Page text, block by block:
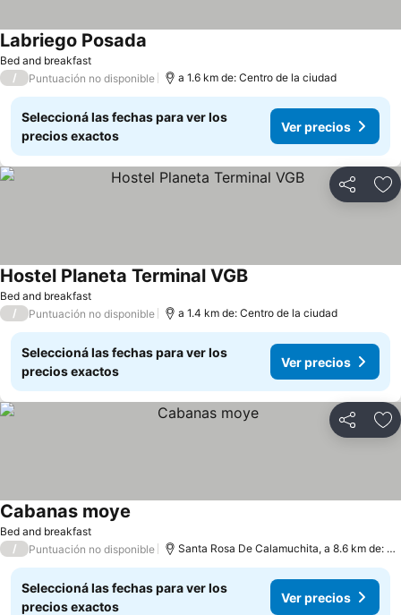
Bed and breakfast
Labriego Posada
/ Puntuación no disponible a 1.6 km de: Centro de la ciudad
Seleccioná las fechas para ver los
precios exactos
Ver precios
Compartir
Bed and breakfast
Hostel Planeta Terminal VGBVer precios
/ Puntuación no disponible a 1.4 km de: Centro de la ciudad
Seleccioná las fechas para ver los
precios exactos
Ver precios
Compartir
Bed and breakfast
Cabanas moye
/ Puntuación no disponible Santa Rosa De Calamuchita, a 8.6 km de:
Seleccioná las fechas para ver los
precios exactos
Ver precios